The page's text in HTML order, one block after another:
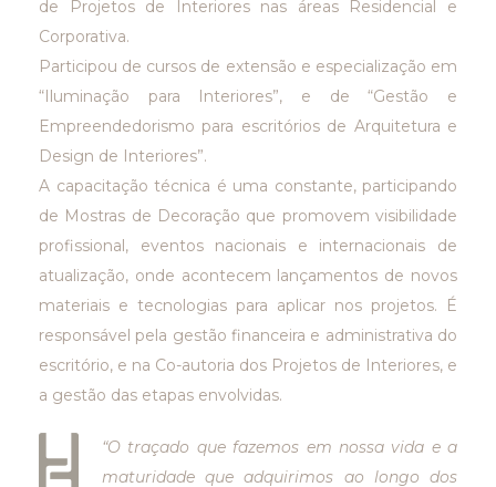
de Projetos de Interiores nas áreas Residencial e
Corporativa.
Participou de cursos de extensão e especialização em
“Iluminação para Interiores”, e de “Gestão e
Empreendedorismo para escritórios de Arquitetura e
Design de Interiores”.
A capacitação técnica é uma constante, participando
de Mostras de Decoração que promovem visibilidade
profissional, eventos nacionais e internacionais de
atualização, onde acontecem lançamentos de novos
materiais e tecnologias para aplicar nos projetos. É
responsável pela gestão financeira e administrativa do
escritório, e na Co-autoria dos Projetos de Interiores, e
a gestão das etapas envolvidas.
“O traçado que fazemos em nossa vida e a
maturidade que adquirimos ao longo dos